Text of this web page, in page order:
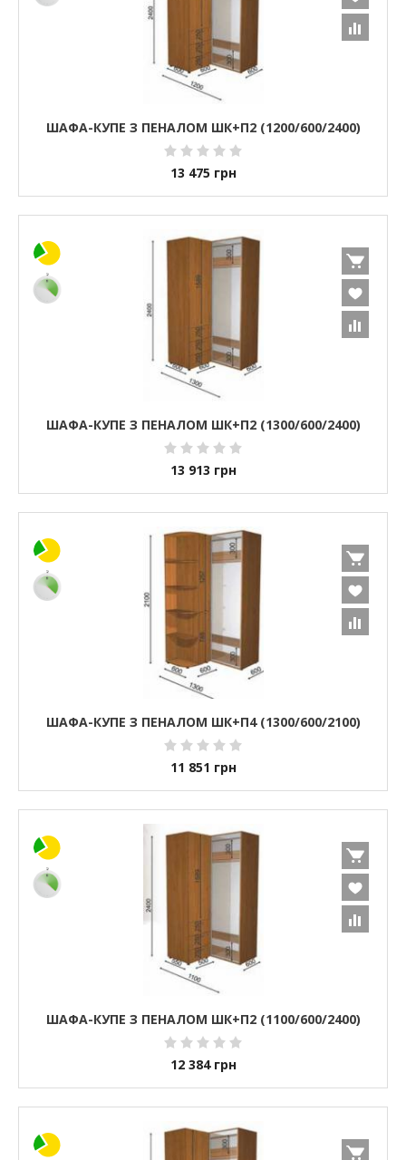
ШАФА-КУПЕ З ПЕНАЛОМ ШК+П2 (1200/600/2400)
13 475 грн
ШАФА-КУПЕ З ПЕНАЛОМ ШК+П2 (1300/600/2400)
13 913 грн
ШАФА-КУПЕ З ПЕНАЛОМ ШК+П4 (1300/600/2100)
11 851 грн
ШАФА-КУПЕ З ПЕНАЛОМ ШК+П2 (1100/600/2400)
12 384 грн